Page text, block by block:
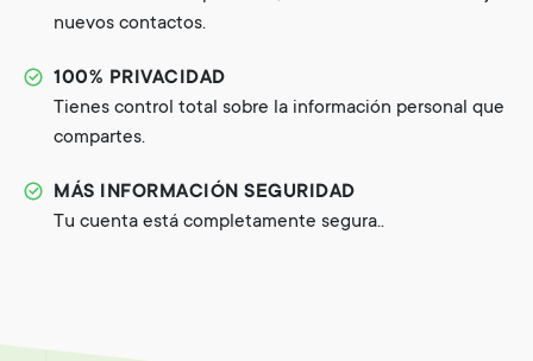
nuevos contactos.
100% PRIVACIDAD
Tienes control total sobre la información personal que
compartes.
MÁS INFORMACIÓN SEGURIDAD
Tu cuenta está completamente segura..